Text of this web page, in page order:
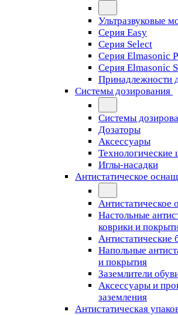
Ультразвуковые
Серия Easy
Серия Select
Серия Elmasonic P
Серия Elmasonic
Принадлежности
Системы дозирования
Системы
Дозаторы
Аксессуары
Иглы-насадки
Антистатическое
Антистатическое
Настольные
коврики и
Антистатические
Напольные
и покрытия
Заземлители
Аксессуары и
заземления
Антистатическая